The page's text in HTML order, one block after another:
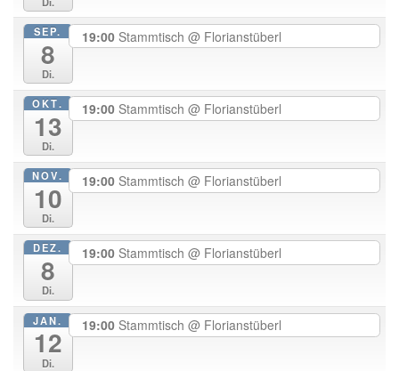
SEP.
8
Di.
19:00 Stammtisch @ Florianstüberl
OKT.
13
Di.
19:00 Stammtisch @ Florianstüberl
NOV.
10
Di.
19:00 Stammtisch @ Florianstüberl
DEZ.
8
Di.
19:00 Stammtisch @ Florianstüberl
JAN.
12
Di.
19:00 Stammtisch @ Florianstüberl